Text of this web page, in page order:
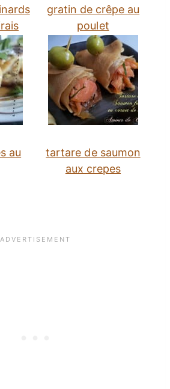
gratin de crêpe au
poulet
au
tartare de saumon
aux crepes